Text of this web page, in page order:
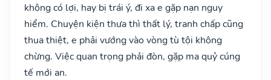
không có lợi, hay bị trái ý, đi xa e gặp nạn nguy
hiểm. Chuyện kiện thưa thì thất lý, tranh chấp cũng
thua thiệt, e phải vướng vào vòng tù tội không
chừng. Việc quan trọng phải đòn, gặp ma quỷ cúng
tế mới an.